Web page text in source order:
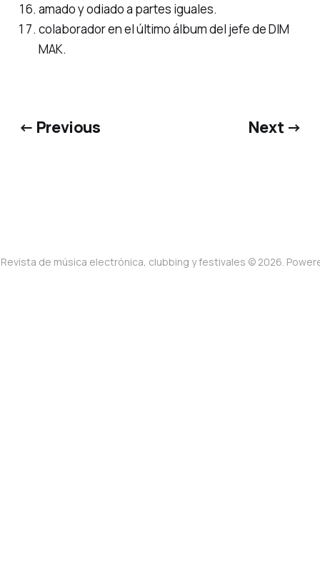
amado y odiado a partes iguales.
colaborador en el último álbum del jefe de DIM
MAK.
← Previous Next →
de música electrónica, clubbing y festivales © 2026.